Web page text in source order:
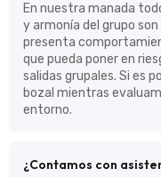
En nuestra manada
y armonía del grupo
presenta
que pueda poner en
salidas grupales. Si es
bozal mientras
entorno.
¿Contamos con